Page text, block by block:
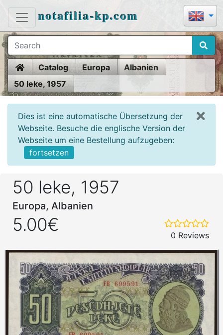
notafilia-kp.com
HomeCatalog Europa
Albanien
50 leke, 1957
Dies ist eine automatische Übersetzung der
Webseite. Besuche die englische Version der
Webseite um eine Bestellung aufzugeben:
fortsetzen
50 leke, 1957
Europa, Albanien
5.00€
0 Reviews